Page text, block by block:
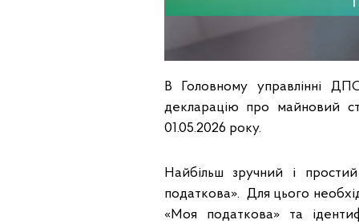
В Головному управлінні
декларацію про майновий
01.05.2026 року.
Найбільш зручний і
податкова». Для цього
«Моя податкова» та